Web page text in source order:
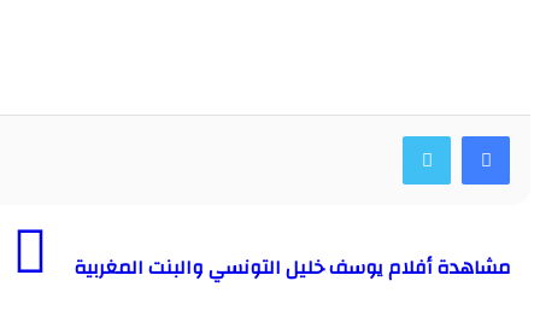
أفلام يوسف خليل التونسي والبنت المغربية